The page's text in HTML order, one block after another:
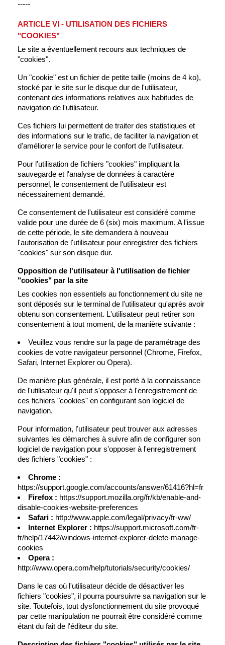
-----
ARTICLE VI - UTILISATION DES FICHIERS
"COOKIES"
Le site a éventuellement recours aux techniques de
"cookies".
Un "cookie" est un fichier de petite taille (moins de 4 ko),
stocké par le site sur le disque dur de l'utilisateur,
contenant des informations relatives aux habitudes de
navigation de l'utilisateur.
Ces fichiers lui permettent de traiter des statistiques et
des informations sur le trafic, de faciliter la navigation et
d'améliorer le service pour le confort de l'utilisateur.
Pour l'utilisation de fichiers "cookies" impliquant la
sauvegarde et l'analyse de données à caractère
personnel, le consentement de l'utilisateur est
nécessairement demandé.
Ce consentement de l'utilisateur est considéré comme
valide pour une durée de 6 (six) mois maximum. A l'issue
de cette période, le site demandera à nouveau
l'autorisation de l'utilisateur pour enregistrer des fichiers
"cookies" sur son disque dur.
Opposition de l'utilisateur à l'utilisation de fichier
"cookies" par la site
Les cookies non essentiels au fonctionnement du site ne
sont déposés sur le terminal de l'utilisateur qu'après avoir
obtenu son consentement. L'utilisateur peut retirer son
consentement à tout moment, de la manière suivante :
Veuillez vous rendre sur la page de paramétrage des
cookies de votre navigateur personnel (Chrome, Firefox,
Safari, Internet Explorer ou Opera).
De manière plus générale, il est porté à la connaissance
de l'utilisateur qu'il peut s'opposer à l'enregistrement de
ces fichiers "cookies" en configurant son logiciel de
navigation.
Pour information, l'utilisateur peut trouver aux adresses
suivantes les démarches à suivre afin de configurer son
logiciel de navigation pour s'opposer à l'enregistrement
des fichiers "cookies" :
Chrome :
https://support.google.com/accounts/answer/61416?hl=fr
Firefox : https://support.mozilla.org/fr/kb/enable-and-
disable-cookies-website-preferences
Safari : http://www.apple.com/legal/privacy/fr-ww/
Internet Explorer : https://support.microsoft.com/fr-
fr/help/17442/windows-internet-explorer-delete-manage-
cookies
Opera :
http://www.opera.com/help/tutorials/security/cookies/
Dans le cas où l'utilisateur décide de désactiver les
fichiers "cookies", il pourra poursuivre sa navigation sur le
site. Toutefois, tout dysfonctionnement du site provoqué
par cette manipulation ne pourrait être considéré comme
étant du fait de l'éditeur du site.